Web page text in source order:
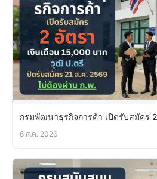
กรมพัฒนาธุรกิจการค้า เปิดรับสมัคร
6 ส.ค. 2026